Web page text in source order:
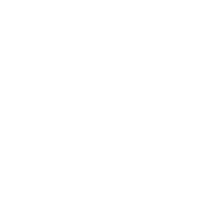
Europa når det gjelder